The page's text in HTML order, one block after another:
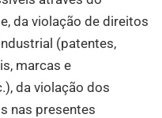
da violação de direitos
(patentes,
marcas e
da violação dos
nas presentes